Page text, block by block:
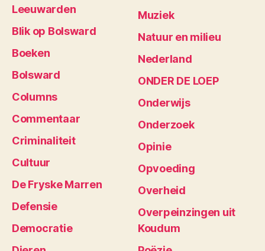
Leeuwarden
Blik op Bolsward
Boeken
Bolsward
Columns
Commentaar
Criminaliteit
Cultuur
De Fryske Marren
Defensie
Democratie
Muziek
Natuur en milieu
Nederland
ONDER DE LOEP
Onderwijs
Onderzoek
Opinie
Opvoeding
Overheid
Overpeinzingen uit
Koudum